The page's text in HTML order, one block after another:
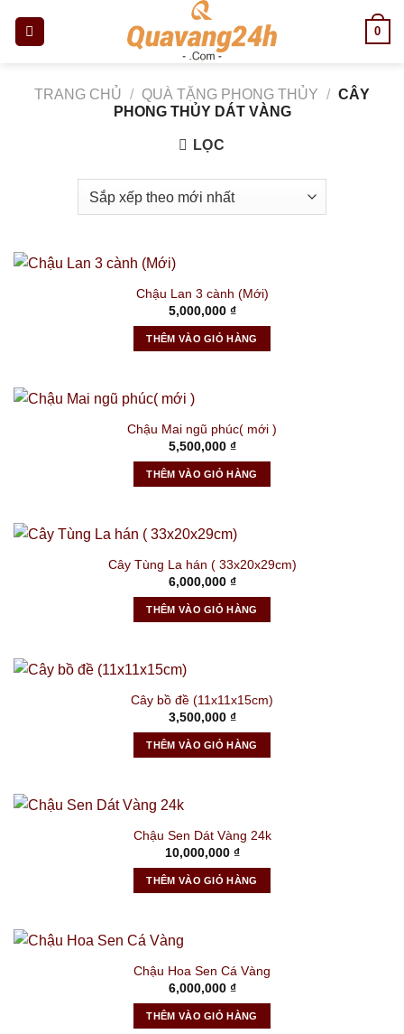
0
TRANG CHỦ / QUÀ TẶNG PHONG THỦY / CÂY
PHONG THỦY DÁT VÀNG
LỌC
Chậu Lan 3 cành (Mới)
5,000,000 ₫
THÊM VÀO GIỎ HÀNG
Chậu Mai ngũ phúc( mới )
5,500,000 ₫
THÊM VÀO GIỎ HÀNG
Cây Tùng La hán ( 33x20x29cm)
6,000,000 ₫
THÊM VÀO GIỎ HÀNG
Cây bồ đề (11x11x15cm)
3,500,000 ₫
THÊM VÀO GIỎ HÀNG
Chậu Sen Dát Vàng 24k
10,000,000 ₫
THÊM VÀO GIỎ HÀNG
Chậu Hoa Sen Cá Vàng
6,000,000 ₫
THÊM VÀO GIỎ HÀNG